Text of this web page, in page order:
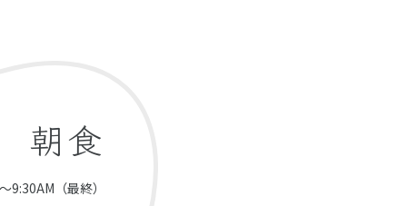
朝食
9:30AM（最終）